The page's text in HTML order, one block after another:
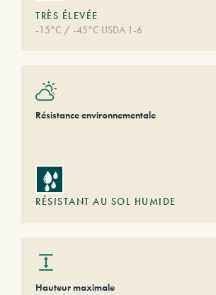
TRÈS ÉLEVÉE
-15°C / -45°C USDA 1-6
Résistance environnementale
RÉSISTANT AU SOL HUMIDE
Hauteur maximale